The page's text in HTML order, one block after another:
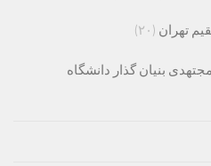
تهران (۲۰)
بنیان گذار دانشگاه